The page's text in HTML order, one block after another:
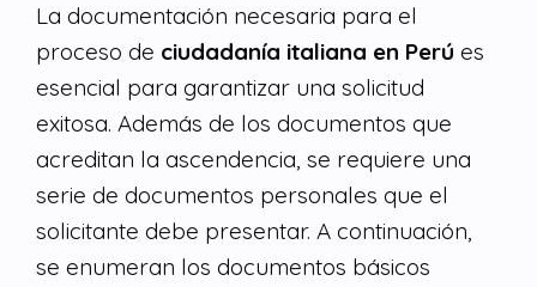
La documentación necesaria para el
proceso de ciudadanía italiana en Perú es
esencial para garantizar una solicitud
exitosa. Además de los documentos que
acreditan la ascendencia, se requiere una
serie de documentos personales que el
solicitante debe presentar. A continuación,
se enumeran los documentos básicos